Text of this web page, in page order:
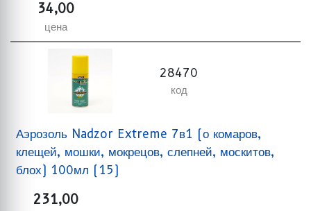
34,00
цена
28470
код
Аэрозоль Nadzor Extreme 7в1 (о комаров,
клещей, мошки, мокрецов, слепней, москитов,
блох) 100мл (15)
231,00